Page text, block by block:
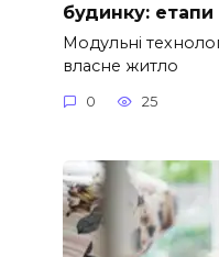
будинку: етапи
Модульні
власне житло
0 25